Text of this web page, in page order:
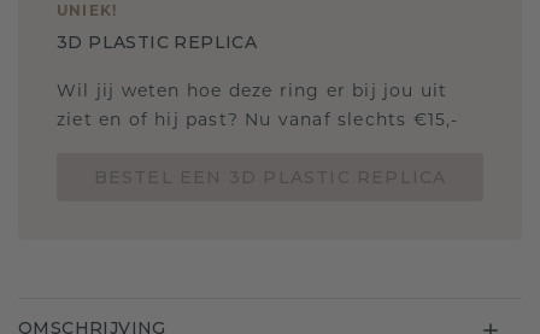
UNIEK!
3D PLASTIC REPLICA
Wil jij weten hoe deze ring er bij jou uit
ziet en of hij past? Nu vanaf slechts €15,-
OMSCHRIJVING